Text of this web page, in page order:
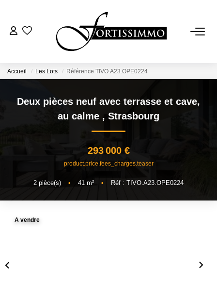
Tous Nos Biens
Neuf
GESTION
Accueil Les Lots Référence TIVO.A23.OPE0224
Deux pièces neuf avec terrasse et cave,
au calme , Strasbourg
293 000 €
product.price.fees_charges.teaser
2 pièce(s) • 41 m² • Réf : TIVO.A23.OPE0224
A vendre